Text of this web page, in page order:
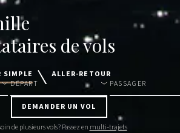
de vols
SIMPLE
ALLER-RETOUR
DÉPART PASSAGER
DEMANDER UN VOL
de plusieurs vols ? Passez en multi‑trajets